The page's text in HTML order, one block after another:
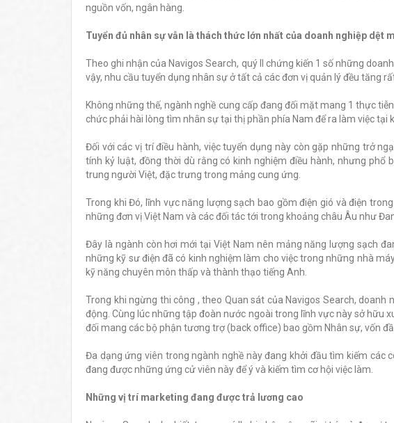
nguồn vốn, ngân hàng.
Tuyển đủ nhân sự vẫn là thách thức lớn nhất của doanh nghiệp dệt
Theo ghi nhận của Navigos Search, quý II chứng kiến 1 số những
vậy, nhu cầu tuyển dụng nhân sự ở tất cả các đơn vị quản lý đều tăng
Không những thế, ngành nghề cung cấp đang đối mặt mang 1 thực
chức phải hài lòng tìm nhân sự tại thị phần phía Nam để ra làm việc tại
Đối với các vị trí điều hành, việc tuyển dụng này còn gặp những trở
tính kỷ luật, đồng thời dù rằng có kinh nghiệm điều hành, nhưng
trung người Việt, đặc trưng trong mảng cung ứng.
Trong khi Đó, lĩnh vực năng lượng sạch bao gồm điện gió và điện
những đơn vị Việt Nam và các đối tác tới trong khoảng châu Âu như
Đây là ngành còn hơi mới tại Việt Nam nên mảng năng lượng sạch
những kỹ sư điện đã có kinh nghiệm làm cho việc trong những nhà
kỹ năng chuyên môn thấp và thành thạo tiếng Anh.
Trong khi ngừng thi công , theo Quan sát của Navigos Search,
động. Cùng lúc những tập đoàn nước ngoài trong lĩnh vực này sở hữu
đối mang các bộ phận tương trợ (back office) bao gồm Nhân sự, vốn
Đa dạng ứng viên trong ngành nghề này đang khởi đầu tìm kiếm các
đang được những ứng cử viên này để ý và kiếm tìm cơ hội việc làm.
Những vị trí marketing đang được trả lương cao